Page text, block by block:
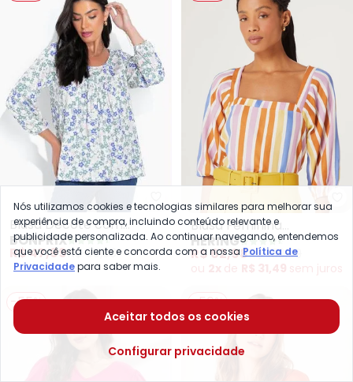
bonprix - Blusa Decote com
Blusa Decote com
Recorte (Floral Verde)
BONPRIX
R$ 47,99R$ 99,99
Blusa Feminina
(Estampado)
HERING
R$ 62,98R$ 139,99
ou 2x de R$ 31,49 sem juros
-55% -50%
Nós utilizamos cookies e tecnologias similares para melhorar sua
experiência de compra, incluindo conteúdo relevante e
publicidade personalizada. Ao continuar navegando, entendemos
que você está ciente e concorda com a nossa Política de
Privacidadepara saber mais.
Aceitar todos os cookies
Configurar privacidade